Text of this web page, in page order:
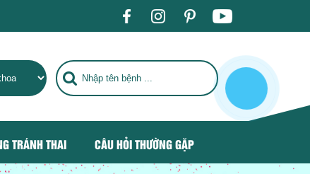
ĐỊA CHỈ CHĂM SÓC SỨC KHỎE HÀNG ĐẦU CHO
TRÁNH THAI CÂU HỎI THƯỜNG GẶP